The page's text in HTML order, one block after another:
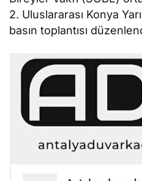
2. Uluslararası Konya
basın toplantısı